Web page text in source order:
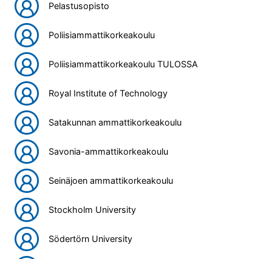
Pelastusopisto
Poliisiammattikorkeakoulu
Poliisiammattikorkeakoulu TULOSSA
Royal Institute of Technology
Satakunnan ammattikorkeakoulu
Savonia-ammattikorkeakoulu
Seinäjoen ammattikorkeakoulu
Stockholm University
Södertörn University